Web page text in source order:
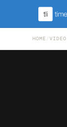
HOME /VIDEO